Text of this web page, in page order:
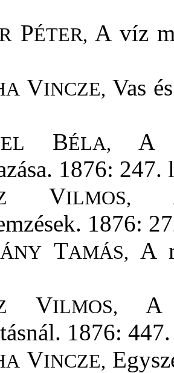
PÉTER, A víz
VINCZE, Vas
BÉLA,
A
1876: 247.
VILMOS,
A
1876:
TAMÁS,
A
VILMOS,
A
1876: 447.
VINCZE,